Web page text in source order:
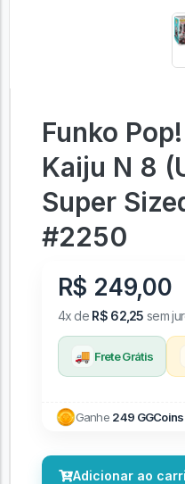
Funko
Kaiju N 8
Super
#2250
R$ 249,00
4x de R$ 62,25 sem
🚚 Frete Grátis
Ganhe 249 GGCoins
Adicionar ao